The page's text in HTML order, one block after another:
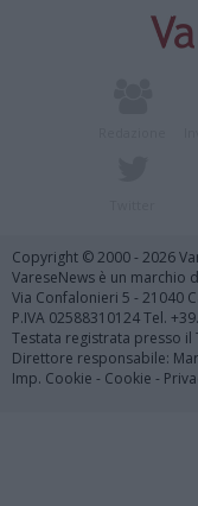
Copyright © 2000 - 2026
VareseNews è un marchio
Via Confalonieri 5 - 21040
P.IVA 02588310124 Tel.
Testata registrata presso il
Direttore responsabile:
Imp. Cookie - Cookie -